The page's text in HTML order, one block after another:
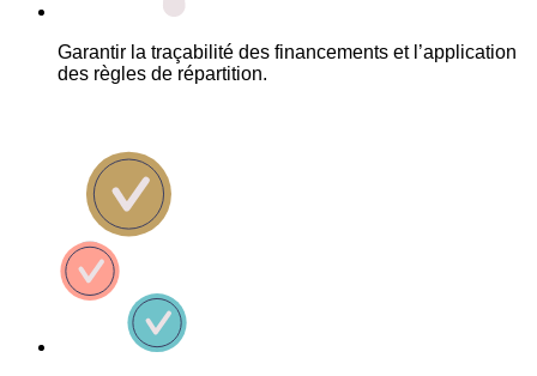
Garantir la traçabilité des financements et l’application
des règles de répartition.